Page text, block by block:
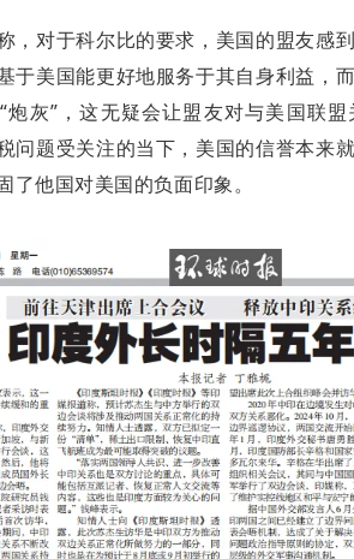
，对于科尔比的要求，美国的盟友感
于美国能更好地服务于其自身利益，
炮灰”，这无疑会让盟友对与美国联
问题受关注的当下，美国的信誉本来
了他国对美国的负面印象。